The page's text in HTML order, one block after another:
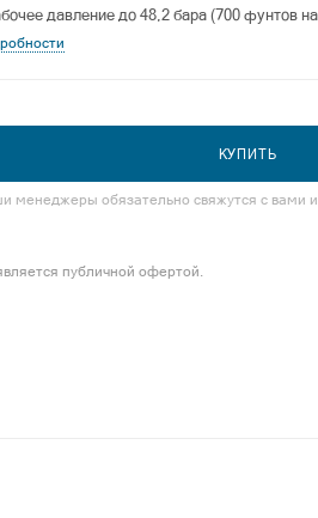
давление до 48,2 бара (700 фунтов
температура до 482°C (900°F)
КУПИТЬ
менеджеры обязательно свяжутся с вами и
публичной офертой.